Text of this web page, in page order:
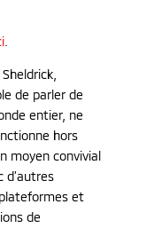
.
de parler de
entier, ne
hors
moyen convivial
d’autres
et
de